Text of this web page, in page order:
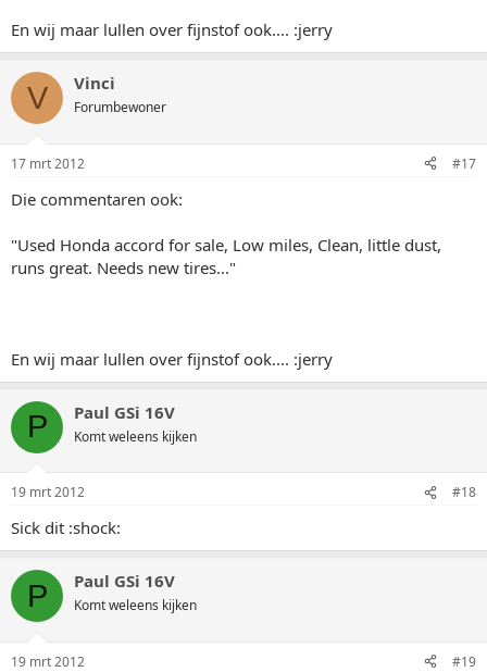
En wij maar lullen over fijnstof ook.... :jerry
V Vinci
Forumbewoner
17 mrt 2012 #17
Die commentaren ook:
"Used Honda accord for sale, Low miles, Clean, little dust,
runs great. Needs new tires..."
En wij maar lullen over fijnstof ook.... :jerry
P Paul GSi 16V
Komt weleens kijken
19 mrt 2012 #18
Sick dit :shock:
P Paul GSi 16V
Komt weleens kijken
19 mrt 2012 #19